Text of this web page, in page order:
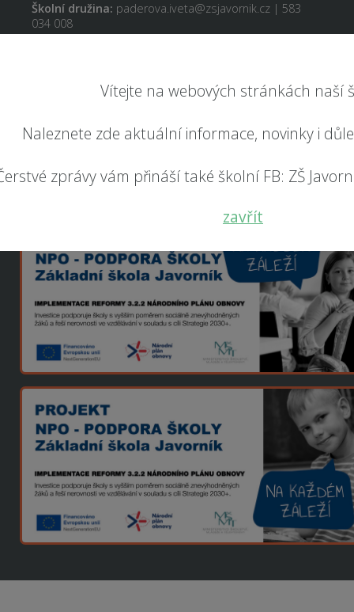
Vítejte na webových stránkách naší
Naleznete zde aktuální informace, novinky i
zprávy vám přináší také školní FB: ZŠ
zavřít
Školní družina: paderova.iveta@zsjavornik.cz | 583
034 008